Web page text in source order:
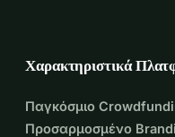
Χαρακτηριστικά
Παγκόσμιο
Προσαρμοσμένο